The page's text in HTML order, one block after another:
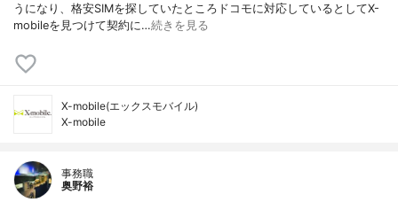
うになり、格安SIMを探していたところドコモに対応しているとしてX-
mobileを見つけて契約に…続きを見る
X-mobile(エックスモバイル)
X-mobile
事務職
奥野裕